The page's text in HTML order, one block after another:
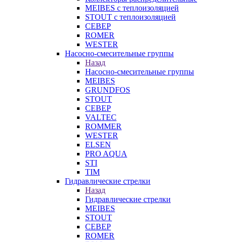
MEIBES с теплоизоляцией
STOUT с теплоизоляцией
СЕВЕР
ROMER
WESTER
Насосно-смесительные группы
Назад
Насосно-смесительные группы
MEIBES
GRUNDFOS
STOUT
СЕВЕР
VALTEC
ROMMER
WESTER
ELSEN
PRO AQUA
STI
TIM
Гидравлические стрелки
Назад
Гидравлические стрелки
MEIBES
STOUT
СЕВЕР
ROMER